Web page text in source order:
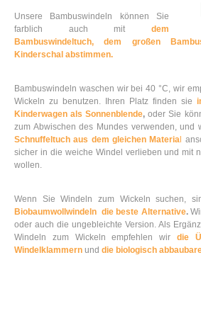
Unsere Bambuswindeln können Sie
farblich auch mitdem
Bambuswindeltuch,
dem großen
Kinderschal abstimmen.
Bambuswindeln waschen wir bei 40 °C, wir
Wickeln zu benutzen. Ihren Platz finden sie
Kinderwagen als Sonnenblende, oder Sie
zum Abwischen des Mundes verwenden, und
Schnuffeltuch aus dem gleichen Materia
sicher in die weiche Windel verlieben und mit
wollen.
Wenn Sie Windeln zum Wickeln suchen,
Biobaumwollwindeln die beste Alternative.
oder auch die ungebleichte Version. Als
Windeln zum Wickeln empfehlen wir die
Windelklammern und die biologisch